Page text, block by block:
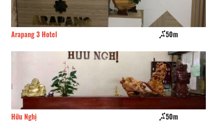
Arapang 3 Hotel 50m
Hữu Nghị 50m